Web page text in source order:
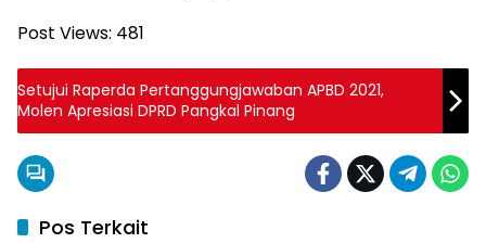
Post Views: 481
Setujui Raperda Pertanggungjawaban APBD 2021,
Molen Apresiasi DPRD Pangkal Pinang
Pos Terkait